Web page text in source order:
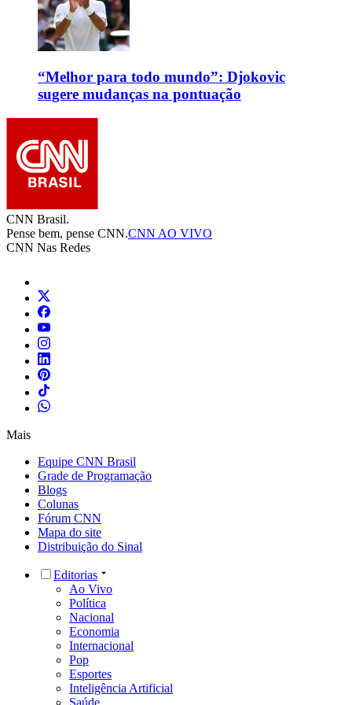
“Melhor para todo mundo”: Djokovic
sugere mudanças na pontuação
CNN Brasil.
Pense bem, pense CNN.CNN AO VIVO
CNN Nas Redes
Mais
Equipe CNN Brasil
Grade de Programação
Blogs
Colunas
Fórum CNN
Mapa do site
Distribuição do Sinal
Editorias
Ao Vivo
Política
Nacional
Economia
Internacional
Pop
Esportes
Inteligência Artificial